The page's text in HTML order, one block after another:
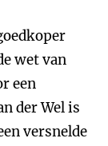
wet van
een
der Wel is
versnelde